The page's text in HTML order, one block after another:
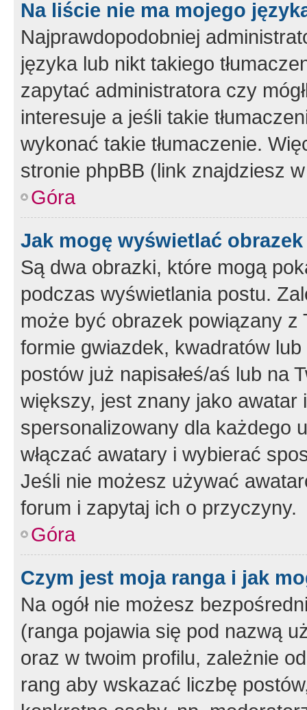
Na liście nie ma mojego
Najprawdopodobniej
języka lub nikt takiego
zapytać administratora czy
interesuje a jeśli takie
wykonać takie tłumaczenie.
stronie phpBB (link znajdziesz
Góra
Jak mogę wyświetlać
Są dwa obrazki, które mogą
podczas wyświetlania postu.
może być obrazek powiązany z
formie gwiazdek, kwadratów
postów już napisałeś/aś lub na
większy, jest znany jako
spersonalizowany dla każdego
włączać awatary i wybierać
Jeśli nie możesz używać
forum i zapytaj ich o przyczyny.
Góra
Czym jest moja ranga i jak
Na ogół nie możesz
(ranga pojawia się pod nazwą
oraz w twoim profilu, zależnie
rang aby wskazać liczbę